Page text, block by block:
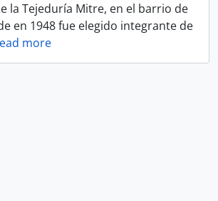
la Tejeduría Mitre, en el barrio de
en 1948 fue elegido integrante de
more